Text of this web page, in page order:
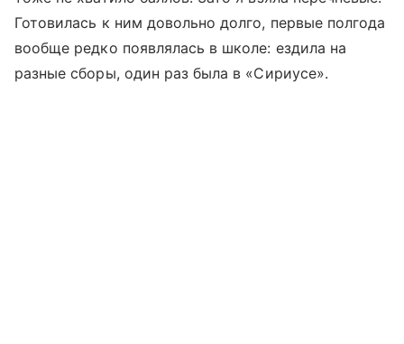
Готовилась к ним довольно долго, первые полгода
вообще редко появлялась в школе: ездила на
разные сборы, один раз была в «Сириусе».